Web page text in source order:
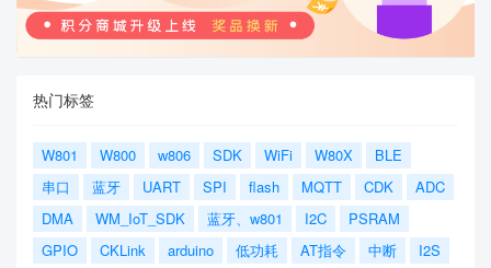
热门标签
W801 W800 w806 SDK WiFi W80X
BLE
串口
蓝牙 UART SPI flash MQTT CDK
ADC
DMA
WM_IoT_SDK 蓝牙、w801 I2C
PSRAM
GPIO
CKLink arduino 低功耗 AT指令 中断
I2S